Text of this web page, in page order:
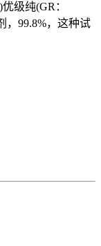
级纯(GR：
，99.8%，这种试